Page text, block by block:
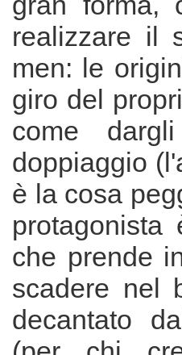
realizzare il
men: le
giro del
come
doppiaggio
è la cosa
che prende
scadere nel
decantato